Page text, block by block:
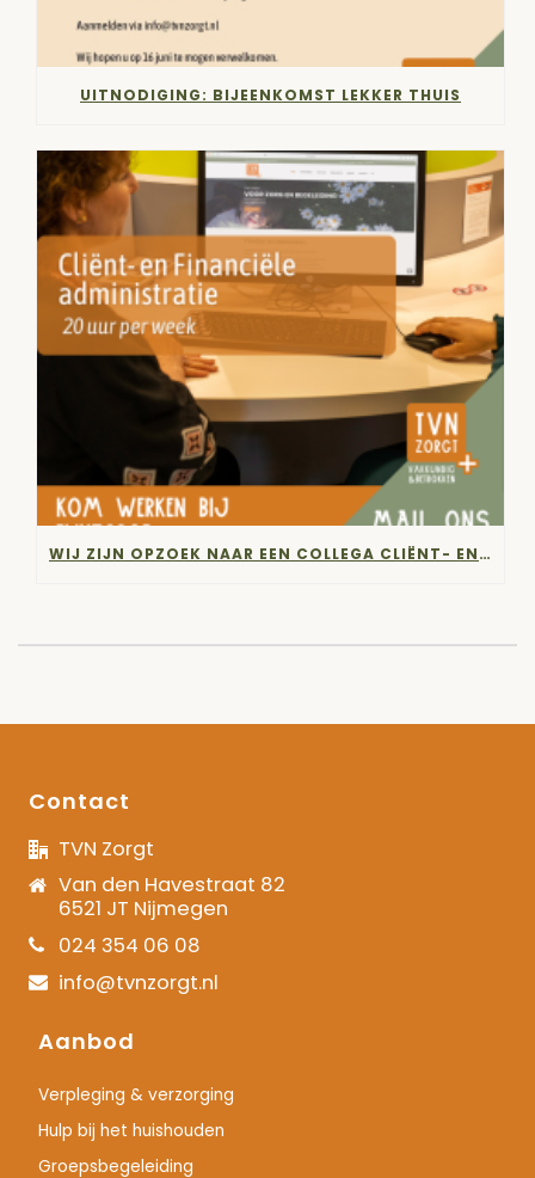
UITNODIGING: BIJEENKOMST LEKKER THUIS
WIJ ZIJN OPZOEK NAAR EEN COLLEGA CLIËNT- EN FINANCIËLE ADMINISTRATIE!
Contact
TVN Zorgt
Van den Havestraat 82
6521 JT Nijmegen
024 354 06 08
info@tvnzorgt.nl
Aanbod
Verpleging & verzorging
Hulp bij het huishouden
Groepsbegeleiding